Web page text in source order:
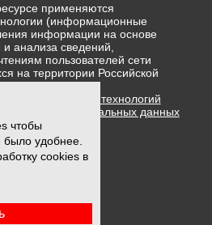
применяются
(информационные
информации на основе
анализа сведений,
пользователей сети
на территории Российской
технологий
персональных данных
cookie
чтобы
было удобнее.
cookies в